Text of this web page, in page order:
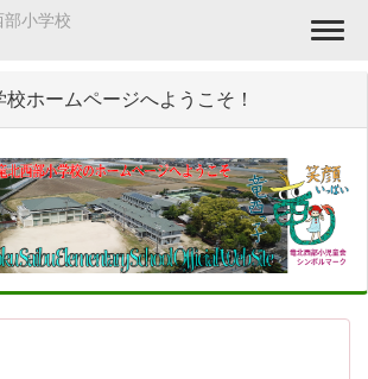
小学校
ホームページへようこそ！